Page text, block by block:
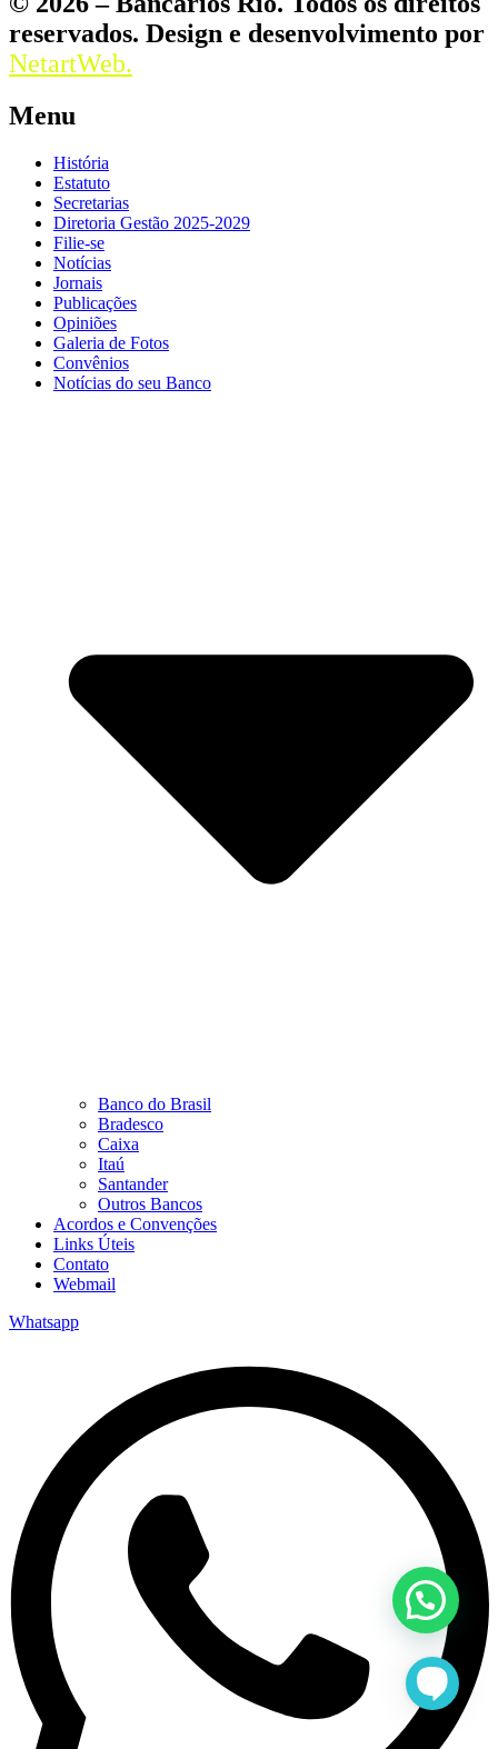
reservados. Design e desenvolvimento por
NetartWeb.
Menu
História
Estatuto
Secretarias
Diretoria Gestão 2025-2029
Filie-se
Notícias
Jornais
Publicações
Opiniões
Galeria de Fotos
Convênios
Notícias do seu Banco
Banco do Brasil
Bradesco
Caixa
Itaú
Santander
Outros Bancos
Acordos e Convenções
Links Úteis
Contato
Webmail
Whatsapp